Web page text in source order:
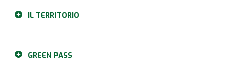
IL TERRITORIO
GREEN PASS